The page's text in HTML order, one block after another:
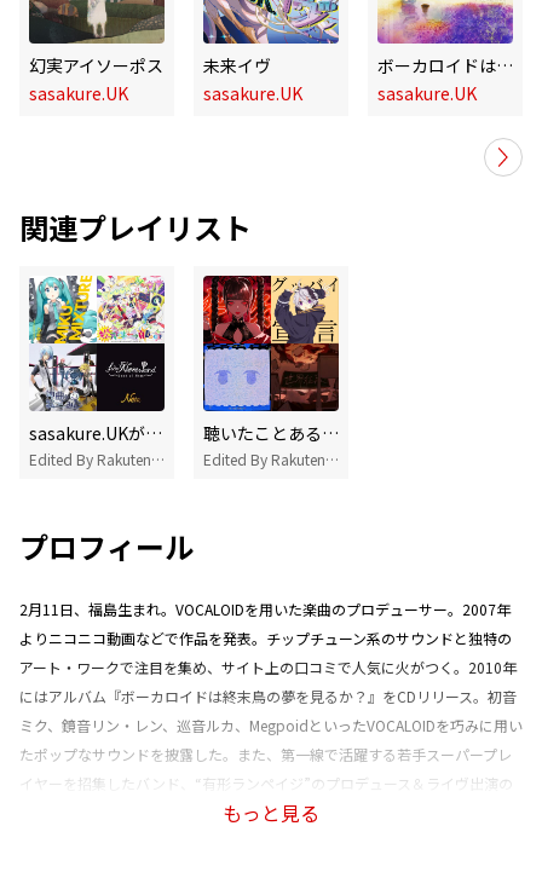
幻実アイソーポス
sasakure.UK
未来イヴ
sasakure.UK
ボーカロイドは終末鳥の夢を見るか?
sasakure.UK
関連プレイリスト
sasakure.UKが好きなら聴いてほしいアーティスト10選
Edited By Rakuten Music
聴いたことあるボカロヒッツ
Edited By Rakuten Music
プロフィール
2月11日、福島生まれ。VOCALOIDを用いた楽曲のプロデューサー。2007年
よりニコニコ動画などで作品を発表。チップチューン系のサウンドと独特の
アート・ワークで注目を集め、サイト上の口コミで人気に火がつく。2010年
にはアルバム『ボーカロイドは終末鳥の夢を見るか？』をCDリリース。初音
ミク、鏡音リン・レン、巡音ルカ、MegpoidといったVOCALOIDを巧みに用い
たポップなサウンドを披露した。また、第一線で活躍する若手スーパープレ
イヤーを招集したバンド、“有形ランペイジ”のプロデュース＆ライヴ出演の
ほか、渋谷や秋葉原を拠点としたイヴェントではDJとしても活躍、活動の幅
もっと見る